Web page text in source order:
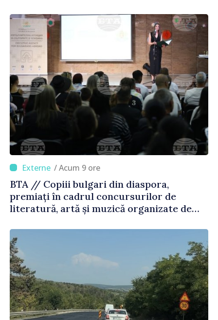
/ Acum 9 ore
BTA // Copiii bulgari din diaspora,
premiați în cadrul concursurilor de
literatură, artă și muzică organizate de
Străinătate